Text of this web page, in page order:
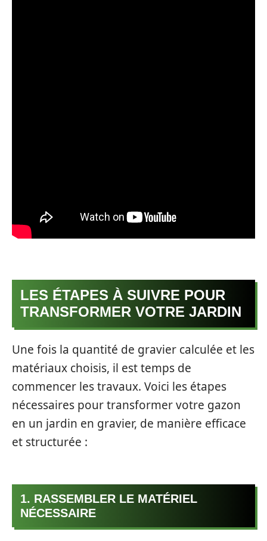
LES ÉTAPES À SUIVRE POUR
TRANSFORMER VOTRE JARDIN
Une fois la quantité de gravier calculée et les
matériaux choisis, il est temps de
commencer les travaux. Voici les étapes
nécessaires pour transformer votre gazon
en un jardin en gravier, de manière efficace
et structurée :
1. RASSEMBLER LE MATÉRIEL
NÉCESSAIRE